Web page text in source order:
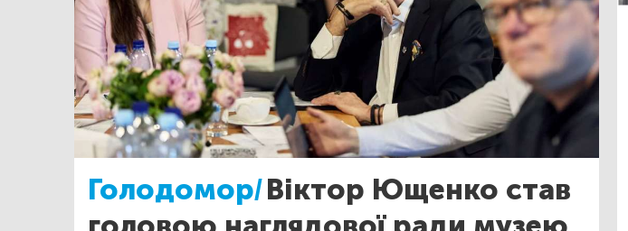
Голодомор/Віктор Ющенко став